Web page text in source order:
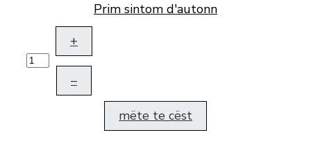
Prim sintom d'autonn
+
–
mëte te cëst